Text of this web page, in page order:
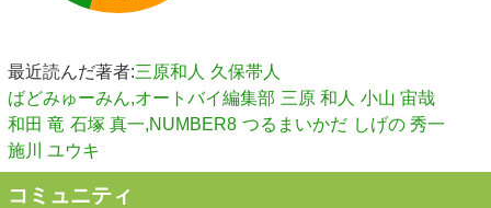
最近読んだ著者:三原和人 久保帯人
ばどみゅーみん,オートバイ編集部 三原 和人 小山 宙哉
和田 竜 石塚 真一,NUMBER8 つるまいかだ しげの 秀一
施川 ユウキ
コミュニティ